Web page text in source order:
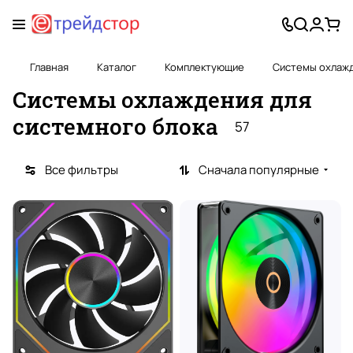
Главная Каталог Комплектующие Системы
Системы охлаждения для
системного блока
57
Все фильтры Сначала популярные